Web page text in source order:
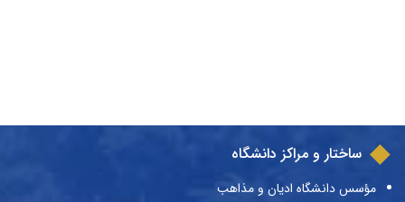
ساختار و مراکز دانشگاه
مؤسس دانشگاه ادیان و مذاهب